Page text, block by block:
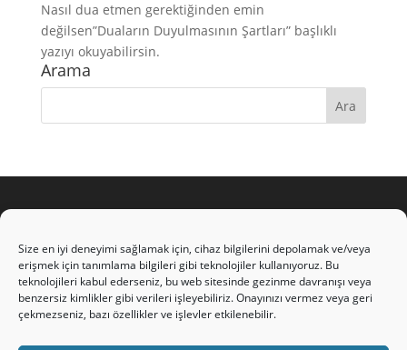
Size en iyi deneyimi sağlamak için, cihaz bilgilerini depolamak ve/veya
erişmek için tanımlama bilgileri gibi teknolojiler kullanıyoruz. Bu
teknolojileri kabul ederseniz, bu web sitesinde gezinme davranışı veya
benzersiz kimlikler gibi verileri işleyebiliriz. Onayınızı vermez veya geri
çekmezseniz, bazı özellikler ve işlevler etkilenebilir.
Nasıl dua etmen gerektiğinden emin
değilsen”Duaların Duyulmasının Şartları” başlıklı
yazıyı okuyabilirsin.
Arama
Künye/İrtibat